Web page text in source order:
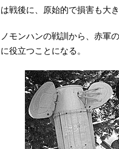
は戦後に、原始的で損害も大
ノモンハンの戦訓から、赤軍
に役立つことになる。